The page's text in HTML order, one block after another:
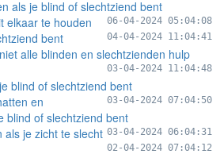
als je blind of slechtziend bent
06-04-2024 05:04:08
elkaar te houden
bent
04-04-2024 11:04:41
alle blinden en slechtzienden hulp
03-04-2024 11:04:48
blind of slechtziend bent
03-04-2024 07:04:50
en
blind of slechtziend bent
03-04-2024 06:04:31
als je zicht te slecht
02-04-2024 07:04:12